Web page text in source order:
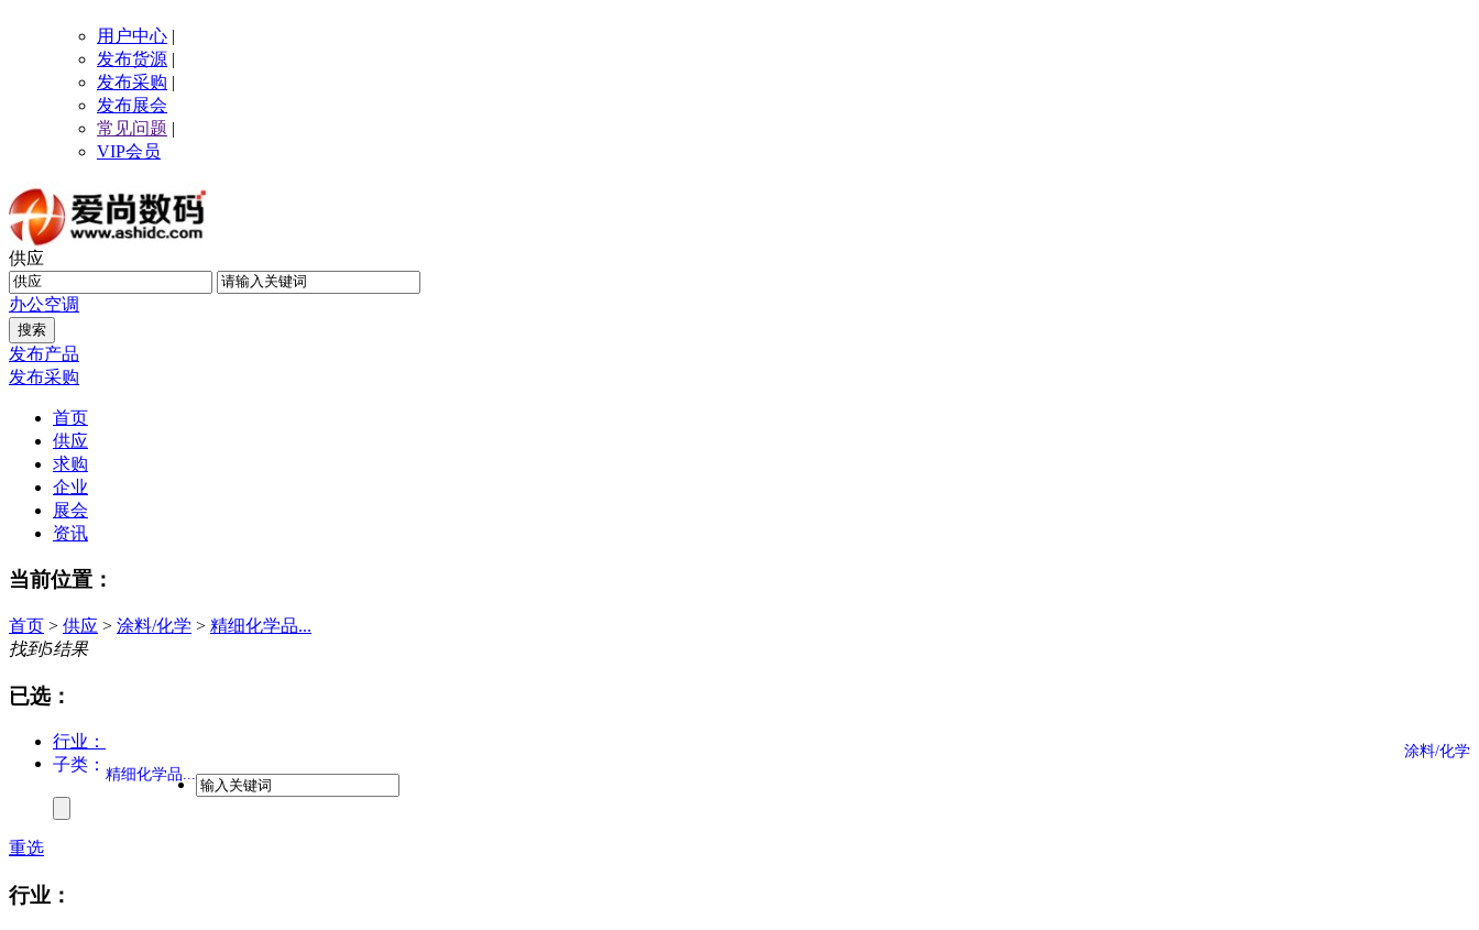
用户中心 |
发布货源 |
发布采购 |
发布展会
常见问题 |
VIP会员
供应
办公空调
发布产品
发布采购
首页
供应
求购
企业
展会
资讯
当前位置：
首页 > 供应 > 涂料/化学 > 精细化学品...
找到5结果
已选：
行业： 涂料/化学
子类： 精细化学品...
重选
行业：